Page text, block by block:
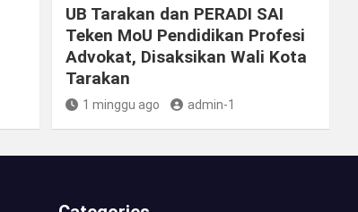
UB Tarakan dan PERADI SAI
Teken MoU Pendidikan Profesi
Advokat, Disaksikan Wali Kota
Tarakan
1 minggu ago admin-1